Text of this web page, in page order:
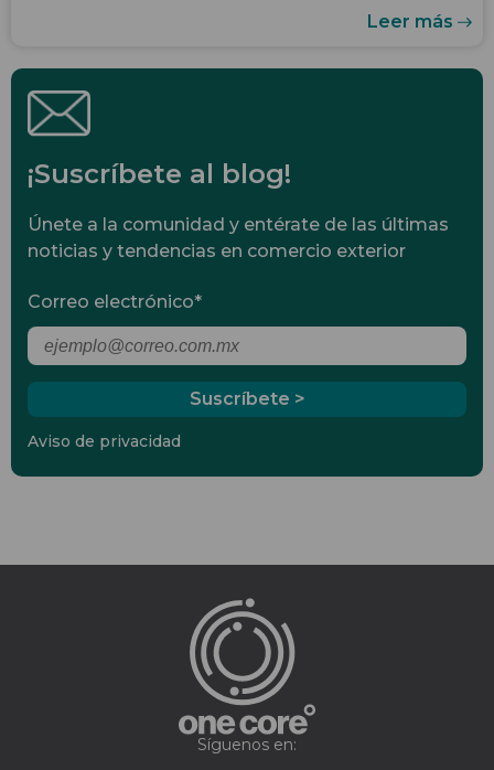
Leer más
¡Suscríbete al blog!
Únete a la comunidad y entérate de las últimas
noticias y tendencias en comercio exterior
Correo electrónico*
Aviso de privacidad
Síguenos en: